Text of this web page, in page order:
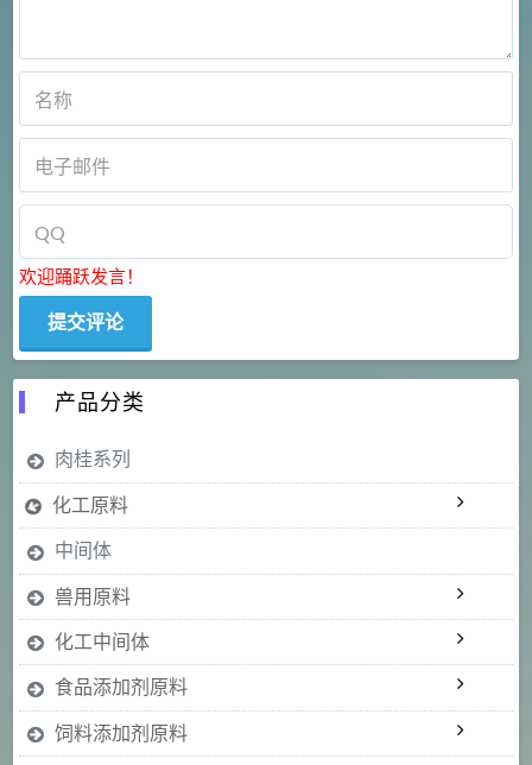
欢迎踊跃发言！
产品分类
肉桂系列
化工原料
中间体
兽用原料
化工中间体
食品添加剂原料
饲料添加剂原料